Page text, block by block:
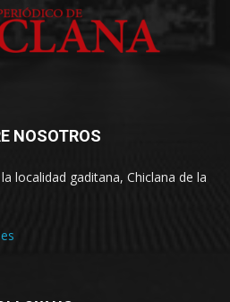
NOSOTROS
localidad gaditana, Chiclana de la